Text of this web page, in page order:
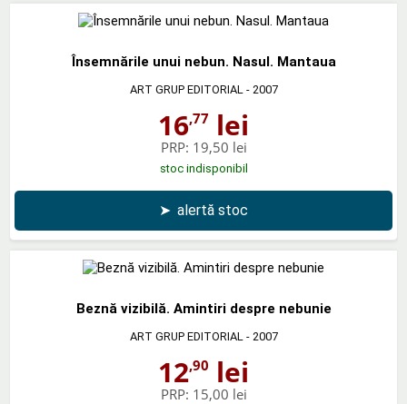
Însemnările unui nebun. Nasul. Mantaua
ART GRUP EDITORIAL - 2007
16,77 lei
PRP: 19,50 lei
stoc indisponibil
➤ alertă stoc
Beznă vizibilă. Amintiri despre nebunie
ART GRUP EDITORIAL - 2007
12,90 lei
PRP: 15,00 lei